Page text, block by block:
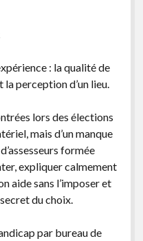
: la qualité de
perception d’un lieu.
lors des élections
mais d’un manque
formée
expliquer calmement
aide sans l’imposer et
du choix.
par bureau de